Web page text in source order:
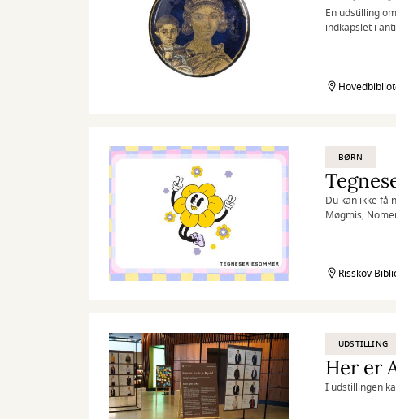
En udstilling
indkapslet i
BØRN
Du kan ikke få
Møgmis,
Risskov
UDSTILLING
Her er
I udstillingen